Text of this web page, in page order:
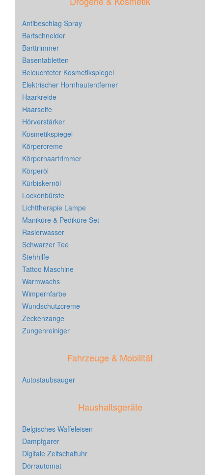
Antibeschlag Spray
Bartschneider
Barttrimmer
Basentabletten
Beleuchteter Kosmetikspiegel
Elektrischer Hornhautentferner
Haarkreide
Haarseife
Hörverstärker
Kosmetikspiegel
Körpercreme
Körperhaartrimmer
Körperöl
Kürbiskernöl
Lockenbürste
Lichttherapie Lampe
Maniküre & Pediküre Set
Rasierwasser
Schwarzer Tee
Stehhilfe
Tattoo Maschine
Warmwachs
Wimpernfarbe
Wundschutzcreme
Zeckenzange
Zungenreiniger
Fahrzeuge & Mobilität
Autostaubsauger
Haushaltsgeräte
Belgisches Waffeleisen
Dampfgarer
Digitale Zeitschaltuhr
Dörrautomat